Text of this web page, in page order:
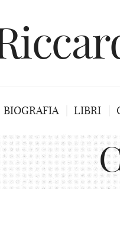
BIOGRAFIA LIBRI